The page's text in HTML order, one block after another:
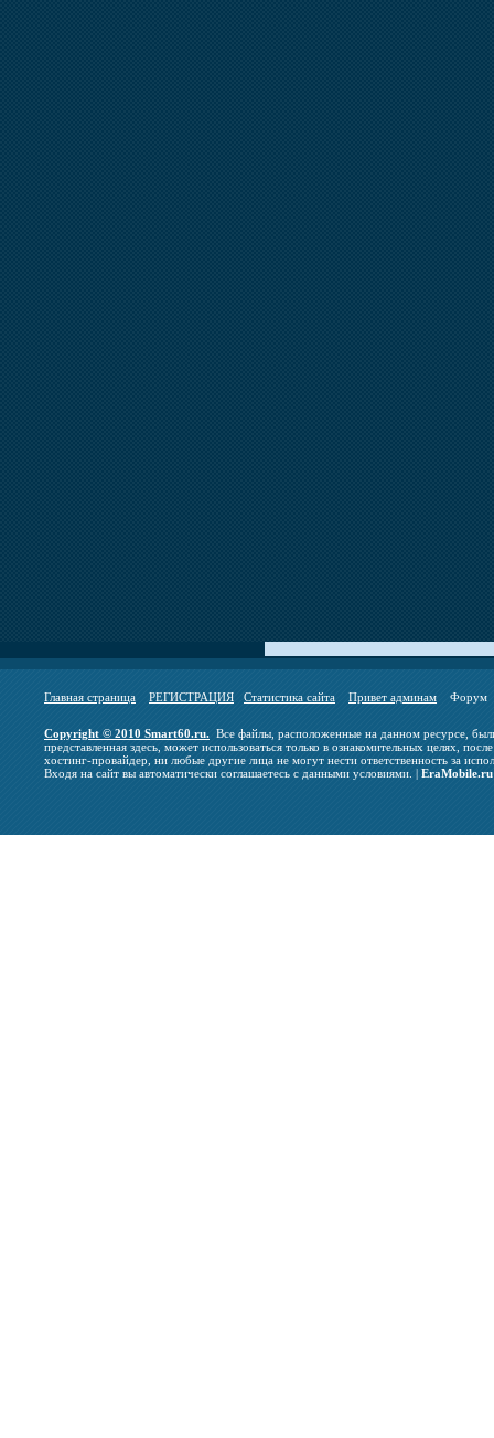
Главная страница РЕГИСТРАЦИЯ Статистика сайта Привет админам
Copyright © 2010 Smart60.ru. Все файлы, расположенные на данном ресурсе,
представленная здесь, может использоваться только в ознакомительных целях,
хостинг-провайдер, ни любые другие лица не могут нести ответственность за
Входя на сайт вы автоматически соглашаетесь с данными условиями. | EraMobile.ru